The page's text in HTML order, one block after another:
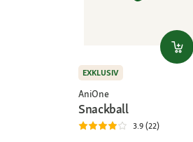
EXKLUSIV
AniOne
Snackball
3.9 (22)